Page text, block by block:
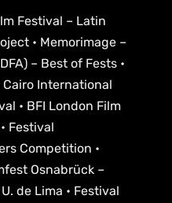
Festival – Latin
• Memorimage –
– Best of Fests •
Cairo International
• BFI London Film
Festival
Competition •
Osnabrück –
de Lima • Festival